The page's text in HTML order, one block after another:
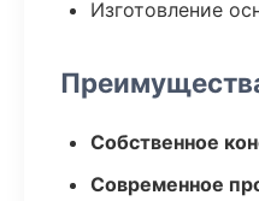
Изготовление
Собственное
Современное